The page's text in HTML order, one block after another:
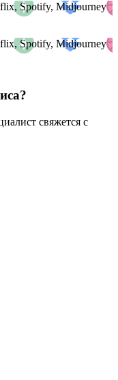
Spotify, Midjourney
Spotify, Midjourney
свяжется с